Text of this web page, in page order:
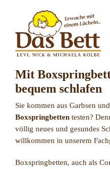
Mit
bequem schlafen
Sie kommen aus Garbsen
Boxspringbetten testen?
völlig neues und gesundes
willkommen in unserem
Boxspringbetten, auch als